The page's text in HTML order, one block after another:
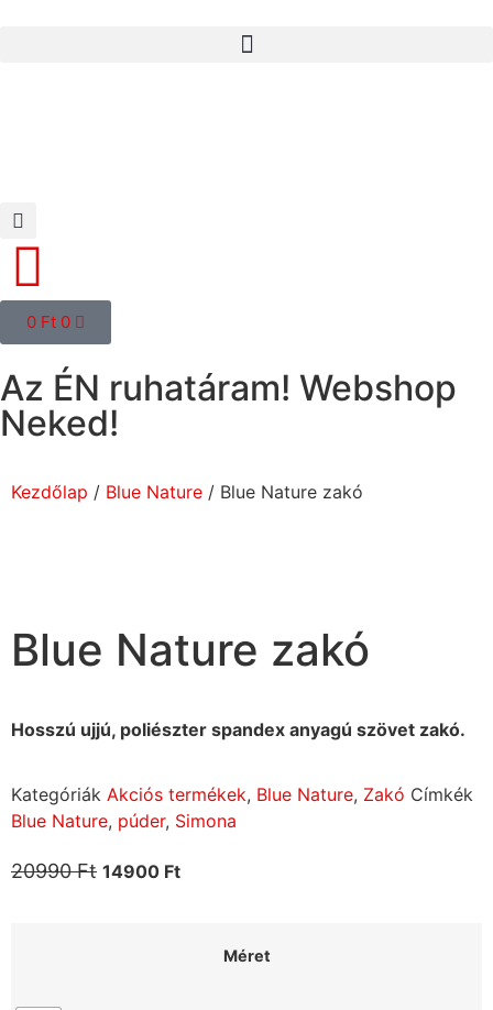
0 Ft 0
Az ÉN ruhatáram! Webshop
Neked!
Kezdőlap / Blue Nature / Blue Nature zakó
Blue Nature zakó
Hosszú ujjú, poliészter spandex anyagú szövet zakó.
Kategóriák Akciós termékek, Blue Nature, Zakó Címkék
Blue Nature, púder, Simona
20990Ft 14900 Ft
Méret